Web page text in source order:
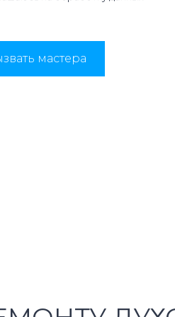
мастера